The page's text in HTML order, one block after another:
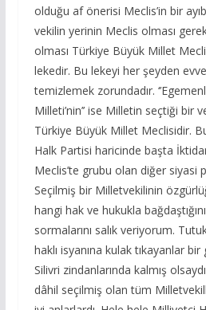
olduğu af önerisi Meclis’in bir
vekilin yerinin Meclis olması
olması Türkiye Büyük Millet
lekedir. Bu lekeyi her şeyden
temizlemek zorundadır.
Milleti’nin’’ ise Milletin seçtiği bir
Türkiye Büyük Millet Meclisidir.
Halk Partisi haricinde başta
Meclis’te grubu olan diğer siyasi
Seçilmiş bir Milletvekilinin
hangi hak ve hukukla
sormalarını salık veriyorum.
haklı isyanına kulak tıkayanlar
Silivri zindanlarında kalmış
dâhil seçilmiş olan tüm